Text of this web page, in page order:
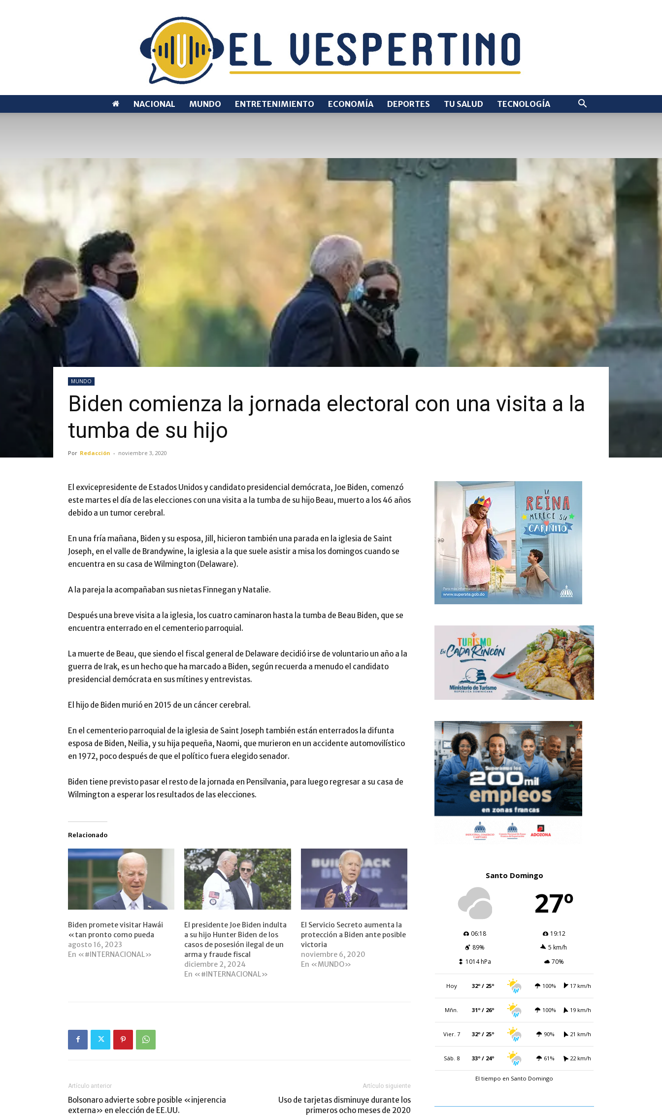
NACIONAL MUNDO ENTRETENIMIENTO ECONOMÍA DEPORTES TU SALUD TECNOLOGÍA
MUNDO
Biden comienza la jornada electoral con una visita a la
tumba de su hijo
Por Redacción - noviembre 3, 2020
El exvicepresidente de Estados Unidos y candidato presidencial demócrata, Joe Biden, comenzó
este martes el día de las elecciones con una visita a la tumba de su hijo Beau, muerto a los 46 años
debido a un tumor cerebral.
En una fría mañana, Biden y su esposa, Jill, hicieron también una parada en la iglesia de Saint
Joseph, en el valle de Brandywine, la iglesia a la que suele asistir a misa los domingos cuando se
encuentra en su casa de Wilmington (Delaware).
A la pareja la acompañaban sus nietas Finnegan y Natalie.
Después una breve visita a la iglesia, los cuatro caminaron hasta la tumba de Beau Biden, que se
encuentra enterrado en el cementerio parroquial.
La muerte de Beau, que siendo el fiscal general de Delaware decidió irse de voluntario un año a la
guerra de Irak, es un hecho que ha marcado a Biden, según recuerda a menudo el candidato
presidencial demócrata en sus mítines y entrevistas.
El hijo de Biden murió en 2015 de un cáncer cerebral.
En el cementerio parroquial de la iglesia de Saint Joseph también están enterrados la difunta
esposa de Biden, Neilia, y su hija pequeña, Naomi, que murieron en un accidente automovilístico
en 1972, poco después de que el político fuera elegido senador.
Biden tiene previsto pasar el resto de la jornada en Pensilvania, para luego regresar a su casa de
Wilmington a esperar los resultados de las elecciones.
Relacionado
Biden promete visitar Hawái
«tan pronto como pueda
agosto 16, 2023
En «#INTERNACIONAL»
El presidente Joe Biden indulta
a su hijo Hunter Biden de los
casos de posesión ilegal de un
arma y fraude fiscal
diciembre 2, 2024
En «#INTERNACIONAL»
El Servicio Secreto aumenta la
protección a Biden ante posible
victoria
noviembre 6, 2020
En «MUNDO»
Artículo anterior
Bolsonaro advierte sobre posible «injerencia
externa» en elección de EE.UU.
Artículo siguiente
Uso de tarjetas disminuye durante los
primeros ocho meses de 2020
Santo Domingo
27º
06:18
19:12
89%
5 km/h
1014 hPa
70%
Hoy 32º / 25º 100% 17 km/h
Mñn. 31º / 26º 100% 19 km/h
Vier. 7 32º / 25º 90% 21 km/h
Sáb. 8 33º / 24º 61% 22 km/h
El tiempo en Santo Domingo